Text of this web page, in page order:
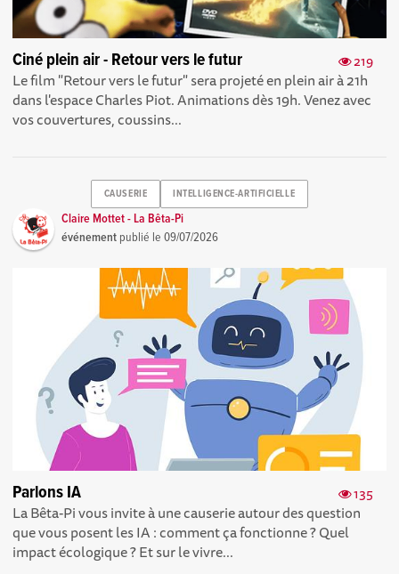
219
Ciné plein air - Retour vers le futur
Le film "Retour vers le futur" sera projeté en plein air à 21h
dans l'espace Charles Piot. Animations dès 19h. Venez avec
vos couvertures, coussins...
CAUSERIE INTELLIGENCE-ARTIFICIELLE
Claire Mottet - La Bêta-Pi
événement publié le09/07/2026
135
Parlons IA
La Bêta-Pi vous invite à une causerie autour des question
que vous posent les IA : comment ça fonctionne ? Quel
impact écologique ? Et sur le vivre...